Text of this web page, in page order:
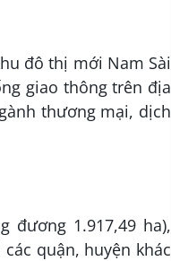
đô thị mới Nam Sài
giao thông trên địa
thương mại, dịch
đương 1.917,49 ha),
quận, huyện khác